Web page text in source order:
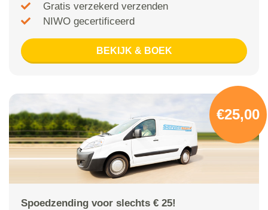
Gratis verzekerd verzenden
NIWO gecertificeerd
BEKIJK & BOEK
€25,00
Spoedzending voor slechts € 25!